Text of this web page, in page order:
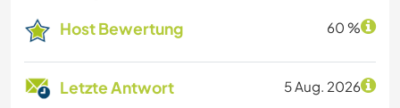
Host Bewertung 60 %
Letzte Antwort 5 Aug. 2026